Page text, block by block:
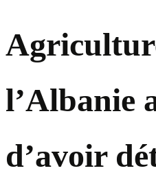
l’Albanie
d’avoir